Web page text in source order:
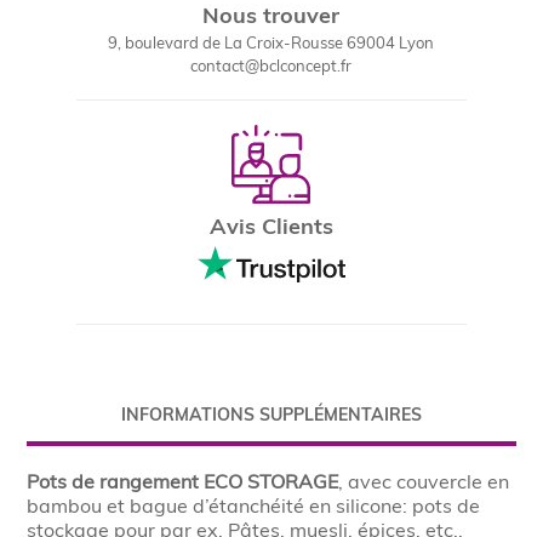
Nous trouver
9, boulevard de La Croix-Rousse 69004 Lyon
contact@bclconcept.fr
Avis Clients
INFORMATIONS SUPPLÉMENTAIRES
Pots de rangement ECO STORAGE, avec couvercle en
bambou et bague d’étanchéité en silicone: pots de
stockage pour par ex. Pâtes, muesli, épices, etc.,